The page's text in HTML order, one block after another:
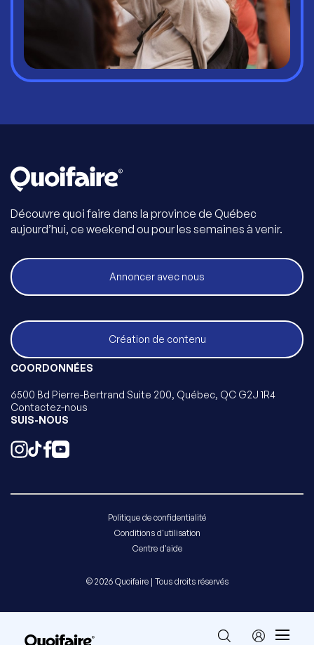
Découvre quoi faire dans la province de Québec
aujourd’hui, ce weekend ou pour les semaines à venir.
Annoncer avec nous
Création de contenu
COORDONNÉES
6500 Bd Pierre-Bertrand Suite 200, Québec, QC G2J 1R4
Contactez-nous
SUIS-NOUS
Politique de confidentialité
Conditions d'utilisation
Centre d'aide
© 2026 Quoifaire | Tous droits réservés